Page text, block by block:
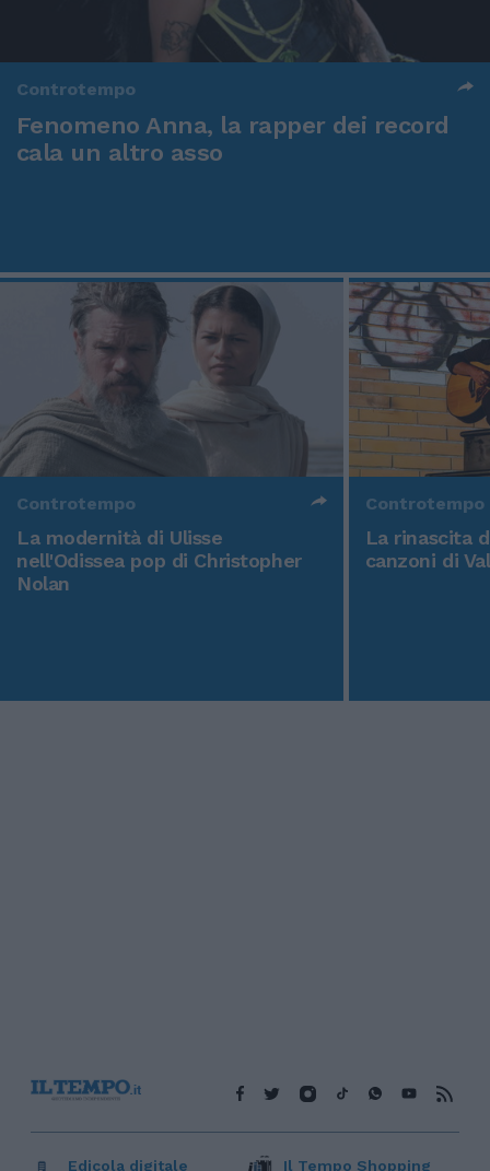
Controtempo
Fenomeno Anna, la rapper dei record
cala un altro asso
Controtempo
La modernità di Ulisse
nell'Odissea pop di Christopher
Nolan
Controtempo
La rinascita
canzoni di
Edicola digitale Il Tempo Shopping